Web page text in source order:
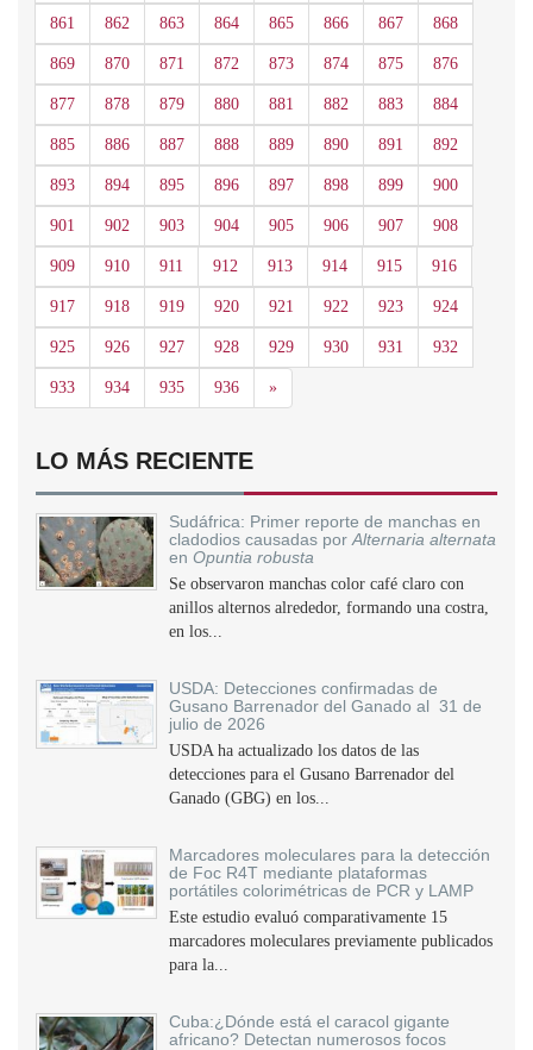
861 862 863 864 865 866 867 868
869 870 871 872 873 874 875 876
877 878 879 880 881 882 883 884
885 886 887 888 889 890 891 892
893 894 895 896 897 898 899 900
901 902 903 904 905 906 907 908
909 910 911 912 913 914 915 916
917 918 919 920 921 922 923 924
925 926 927 928 929 930 931 932
933 934 935 936 »Siguiente
LO MÁS RECIENTE
Sudáfrica: Primer reporte de manchas en
cladodios causadas por Alternaria alternata
en Opuntia robusta
Se observaron manchas color café claro con
anillos alternos alrededor, formando una costra,
en los...
USDA: Detecciones confirmadas de
Gusano Barrenador del Ganado al 31 de
julio de 2026
USDA ha actualizado los datos de las
detecciones para el Gusano Barrenador del
Ganado (GBG) en los...
Marcadores moleculares para la detección
de Foc R4T mediante plataformas
portátiles colorimétricas de PCR y LAMP
Este estudio evaluó comparativamente 15
marcadores moleculares previamente publicados
para la...
Cuba:¿Dónde está el caracol gigante
africano? Detectan numerosos focos